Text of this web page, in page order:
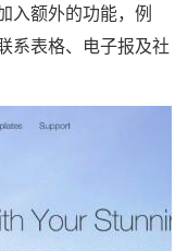
入额外的功能，例
系表格、电子报及社